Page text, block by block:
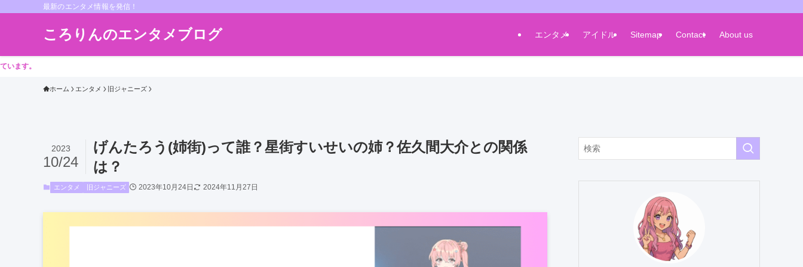
最新のエンタメ情報を発信！
ころりんのエンタメブログ エンタメ アイドル Sitemap Contact About us
ホーム エンタメ 旧ジャニーズ
げんたろう(姉街)って誰？星街すいせいの姉？佐久間大介との関係
は？
2023
10/24
エンタメ 旧ジャニーズ 2023年10月24日 2024年11月27日